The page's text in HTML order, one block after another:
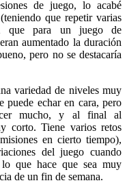
de juego, lo acabé
que repetir varias
que para un juego de
aumentado la duración
pero no se destacaría
variedad de niveles muy
puede echar en cara, pero
mucho, y al final al
corto. Tiene varios retos
en cierto tiempo),
del juego cuando
que hace que sea muy
de un fin de semana.